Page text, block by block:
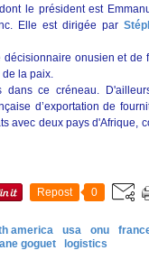
le président est
Elle est dirigée par
décisionnaire onusien et
la paix.
ce créneau.
d’exportation de
avec deux pays d'Afrique,
Repost 0
america usa onu
goguet
logistics